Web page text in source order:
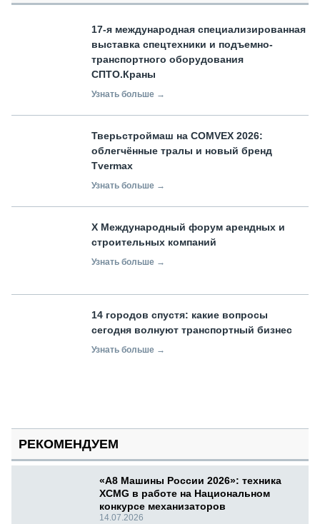
17-я международная специализированная
выставка спецтехники и подъемно-
транспортного оборудования
СПТО.Краны
Узнать больше →
Тверьстроймаш на COMVEX 2026:
облегчённые тралы и новый бренд
Tvermax
Узнать больше →
X Международный форум арендных и
строительных компаний
Узнать больше →
14 городов спустя: какие вопросы
сегодня волнуют транспортный бизнес
Узнать больше →
РЕКОМЕНДУЕМ
«А8 Машины России 2026»: техника
XCMG в работе на Национальном
конкурсе механизаторов
14.07.2026